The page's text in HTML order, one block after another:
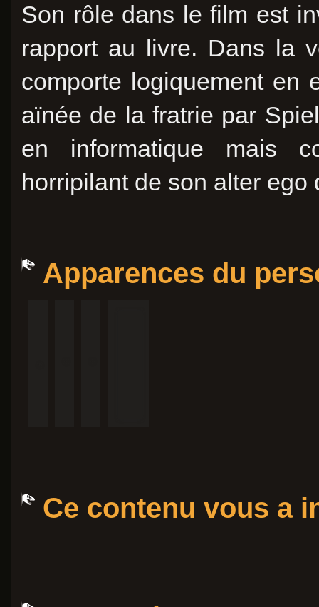
Son rôle dans le film est
rapport au livre. Dans la
comporte logiquement en
aïnée de la fratrie par
en informatique mais
horripilant de son alter ego
Apparences du
Ce contenu vous a